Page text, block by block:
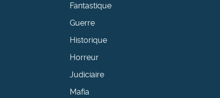
Fantastique
Guerre
Historique
Horreur
Judiciaire
Mafia